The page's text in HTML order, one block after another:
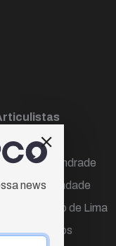
Décio Freire
Dr Marcos Andrade
Hamilton Trindade
Igor Carvalho de Lima
Mario Campos
news